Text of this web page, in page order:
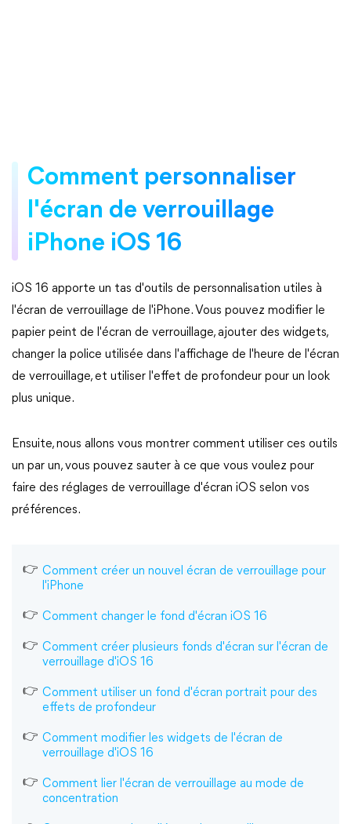
Comment personnaliser
l'écran de verrouillage
iPhone iOS 16
iOS 16 apporte un tas d'outils de personnalisation utiles à
l'écran de verrouillage de l'iPhone. Vous pouvez modifier le
papier peint de l'écran de verrouillage, ajouter des widgets,
changer la police utilisée dans l'affichage de l'heure de l'écran
de verrouillage, et utiliser l'effet de profondeur pour un look
plus unique.
Ensuite, nous allons vous montrer comment utiliser ces outils
un par un, vous pouvez sauter à ce que vous voulez pour
faire des réglages de verrouillage d'écran iOS selon vos
préférences.
Comment créer un nouvel écran de verrouillage pour
l'iPhone
Comment changer le fond d'écran iOS 16
Comment créer plusieurs fonds d'écran sur l'écran de
verrouillage d'iOS 16
Comment utiliser un fond d'écran portrait pour des
effets de profondeur
Comment modifier les widgets de l'écran de
verrouillage d'iOS 16
Comment lier l'écran de verrouillage au mode de
concentration